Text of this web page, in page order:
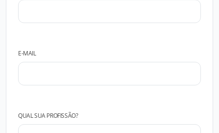
E-MAIL
QUAL SUA PROFISSÃO?